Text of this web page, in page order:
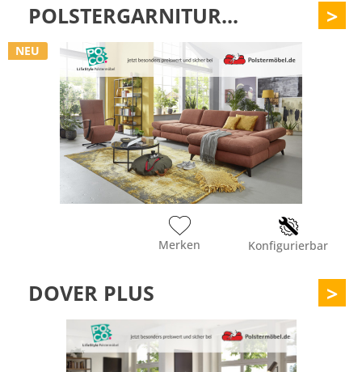
NEU
POLSTERGARNITUR... >
Merken Konfigurierbar
DOVER PLUS >